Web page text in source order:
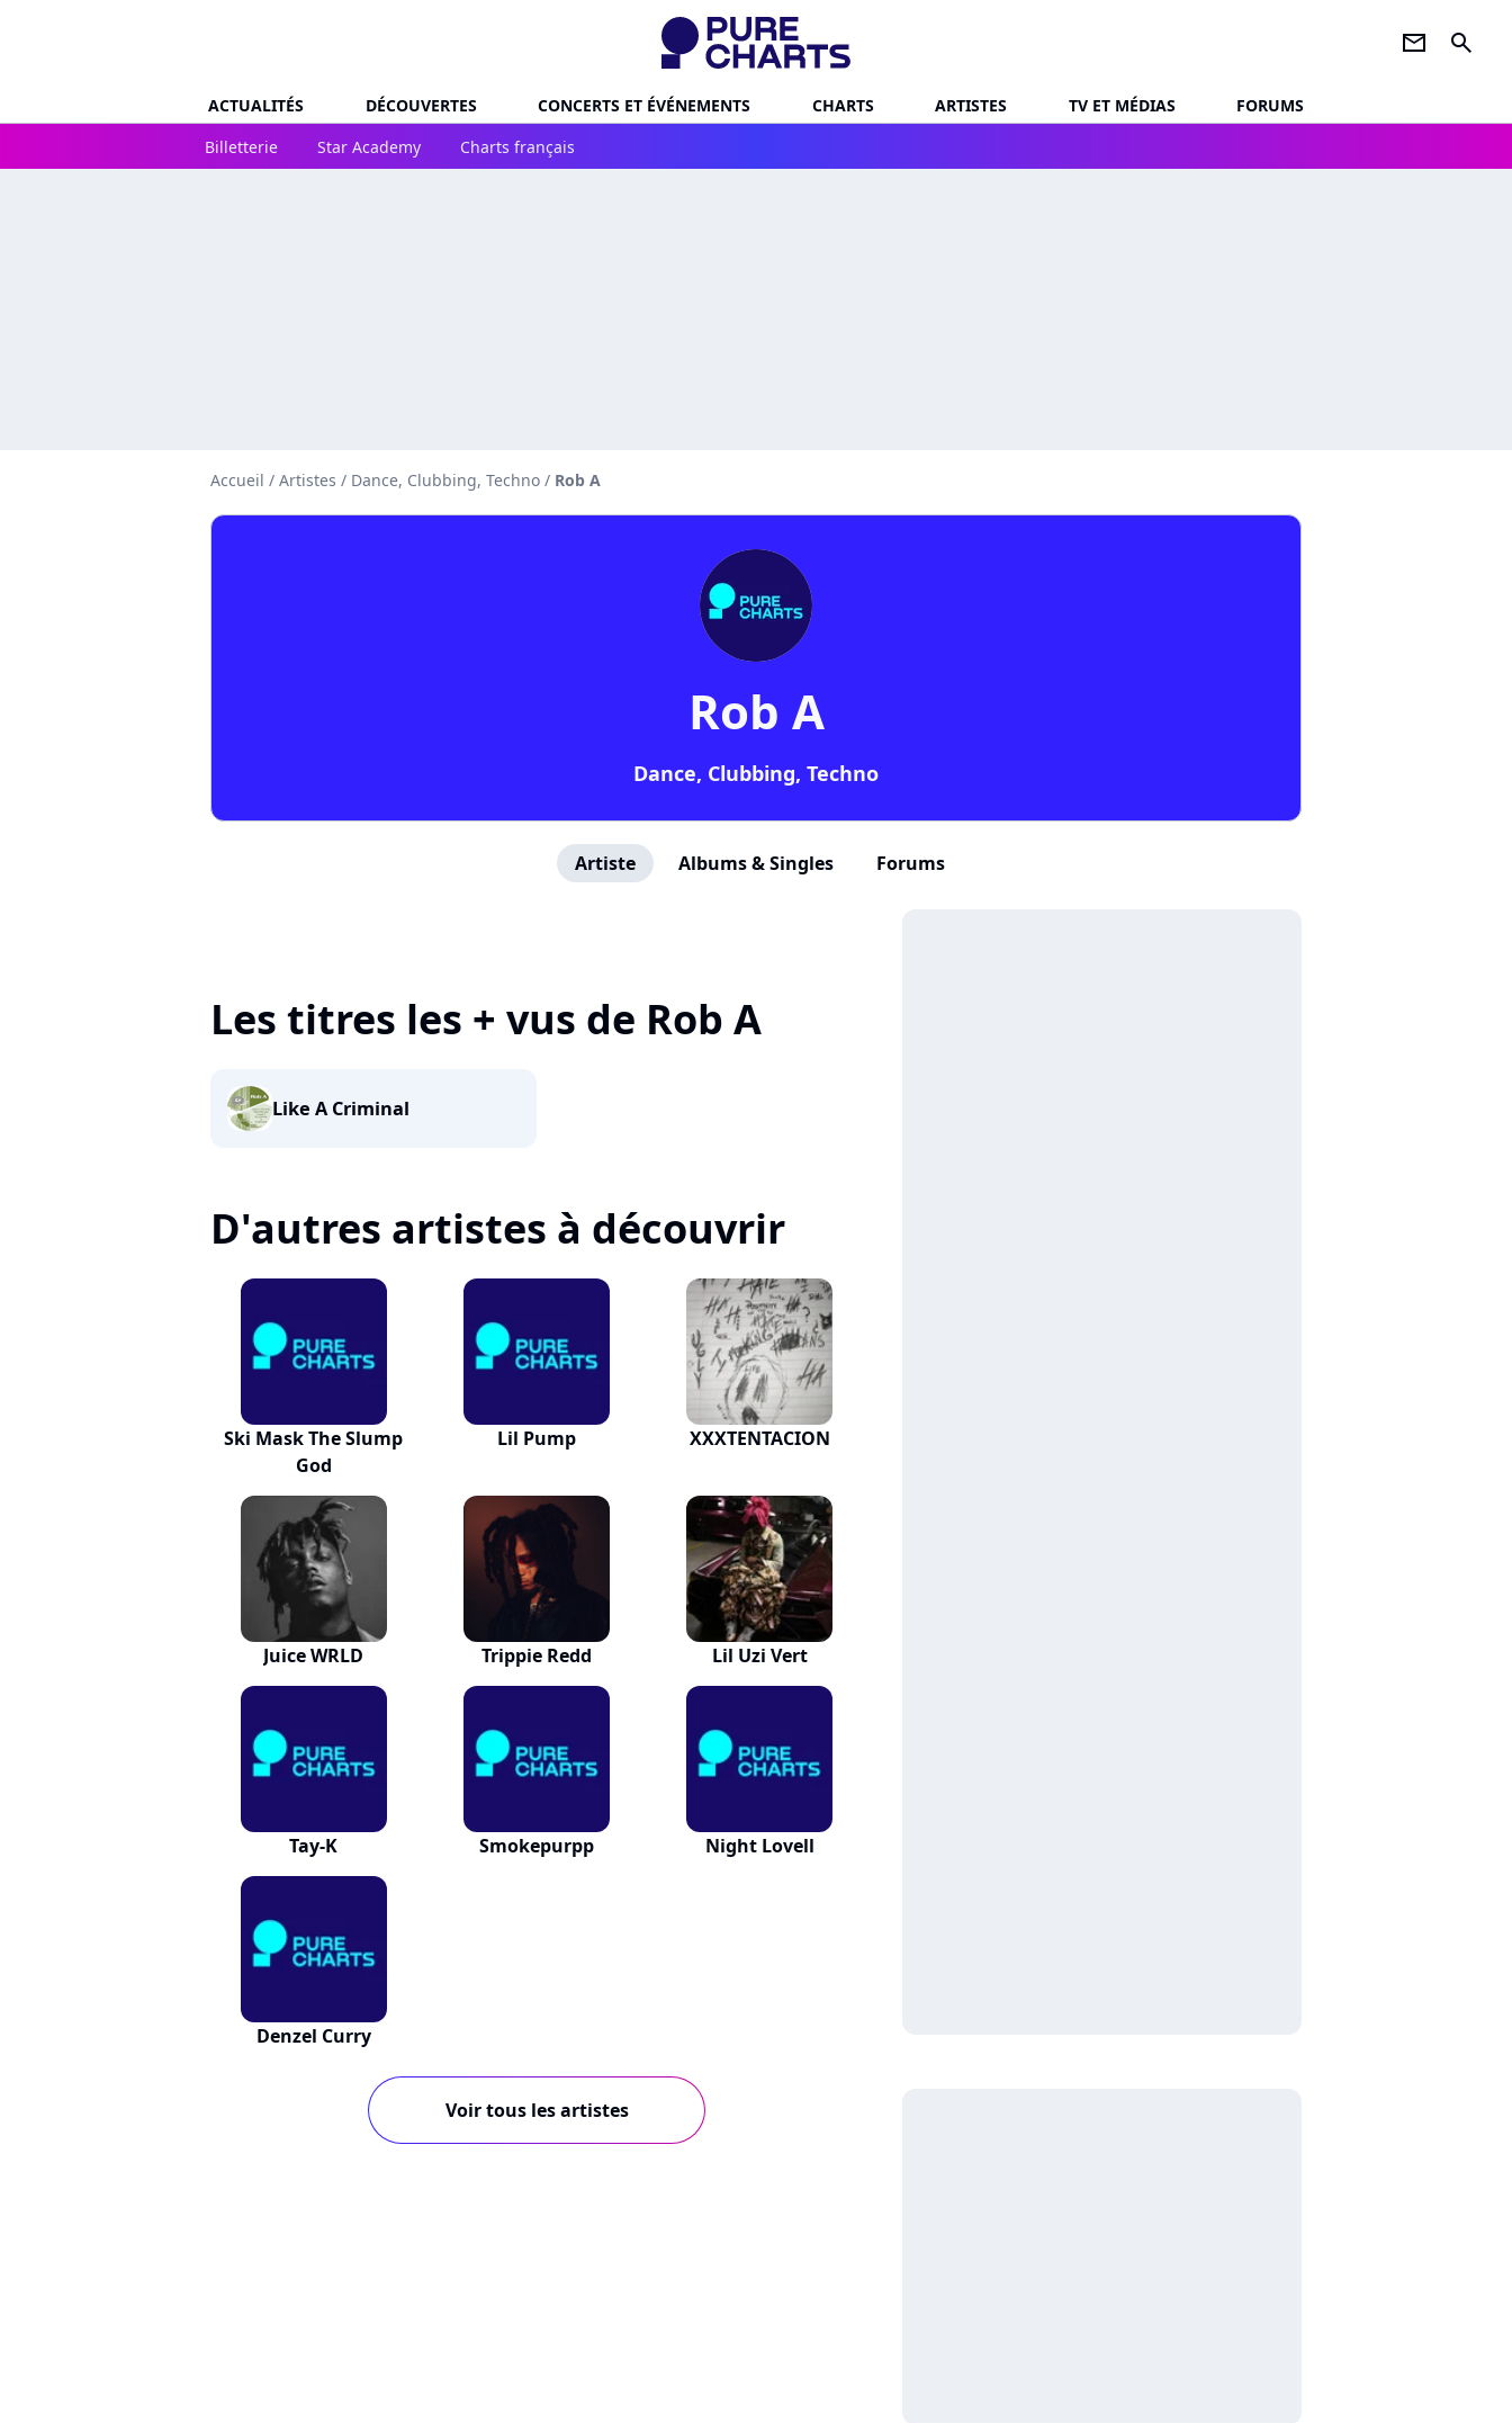
newsletter search
ACTUALITÉS DÉCOUVERTES CONCERTS ET ÉVÉNEMENTS CHARTS ARTISTES TV ET MÉDIAS
FORUMS
Billetterie
Star Academy Charts français
Accueil / Artistes / Dance, Clubbing, Techno / Rob A
Rob A
Dance, Clubbing, Techno
Artiste Albums & Singles Forums
Les titres les + vus de Rob A
Like A Criminal
D'autres artistes à découvrir
Ski Mask The Slump
God
Lil Pump XXXTENTACION
Juice WRLD Trippie Redd Lil Uzi Vert
Tay-K Smokepurpp Night Lovell
Denzel Curry
Voir tous les artistes